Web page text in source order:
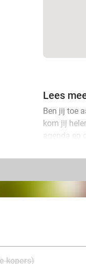
Lees
Ben jij toe
kom jij
agenda
Bij
opwarmen
kopers)